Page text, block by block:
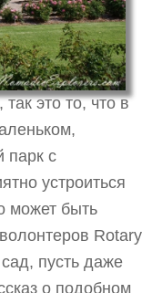
это то, что в
парк с
устроиться
может быть
Rotary
пусть даже
о подобном